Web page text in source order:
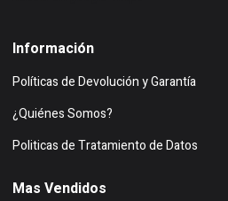
Información
Políticas de Devolución y Garantía
¿Quiénes Somos?
Politicas de Tratamiento de Datos
Mas Vendidos